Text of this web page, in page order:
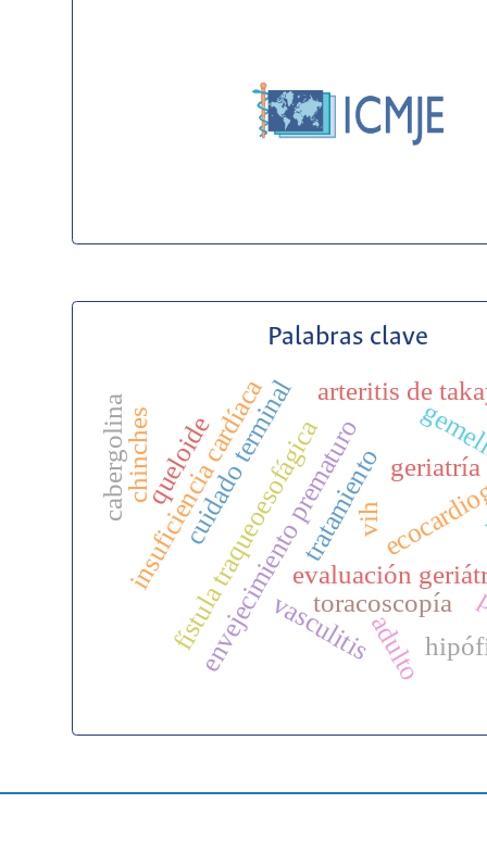
Palabras clave
geriatría
vih
envejecimiento prematuro
evaluación
cuidado terminal arteritis de
insuficiencia cardíaca
vasculitis
fístula traqueoesofágicatoracoscopía
adulto
tratamiento
queloide
chinches
cabergolina